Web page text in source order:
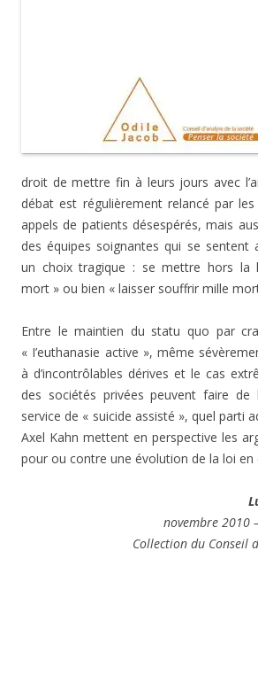
droit de mettre fin à leurs jours avec
débat est régulièrement relancé par
appels de patients désespérés, mais
des équipes soignantes qui se sentent
un choix tragique : se mettre hors la
mort » ou bien « laisser souffrir mille
Entre le maintien du statu quo par
« I’euthanasie active », même
à d’incontrôlables dérives et le cas
des sociétés privées peuvent faire
service de « suicide assisté », quel parti
Axel Kahn mettent en perspective les
pour ou contre une évolution de la loi en
novembre 2010
Collection du Conseil